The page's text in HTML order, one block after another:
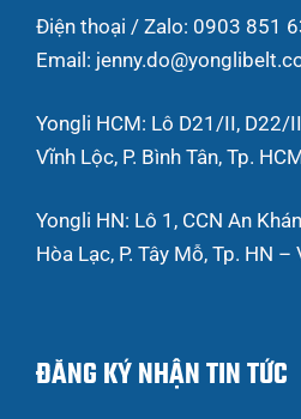
Điện thoại / Zalo: 0903 851
Email:
Yongli HCM: Lô D21/II, D22/
Vĩnh Lộc, P. Bình Tân, Tp.
Yongli HN: Lô 1, CCN An
Hòa Lạc, P. Tây Mỗ, Tp. HN –
ĐĂNG KÝ NHẬN TIN TỨC